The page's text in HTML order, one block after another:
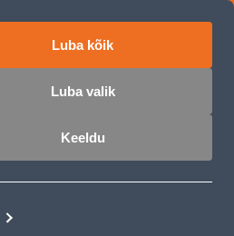
Luba kõik
Luba valik
Keeldu